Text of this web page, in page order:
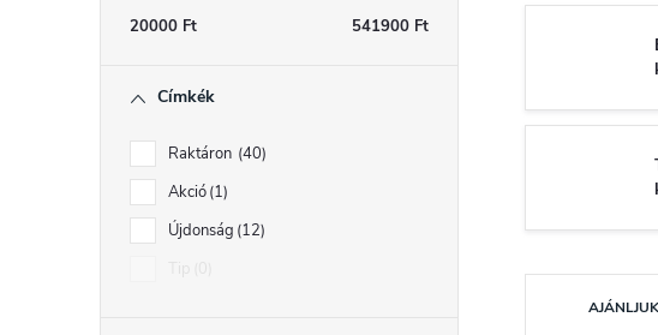
20000 Ft 541900 Ft
Címkék
Raktáron 40
Akció 1
Újdonság 12
AJÁNLJUK